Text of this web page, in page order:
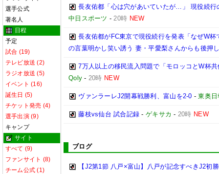
選手公式
著名人
日程
予定
試合 (19)
テレビ放送 (2)
ラジオ放送 (5)
イベント (16)
誕生日 (5)
チケット発売 (4)
選手出演 (9)
キャンプ
サイト
すべて (9)
ファンサイト (8)
チーム公式 (1)
長友佑都「心は穴があいていたが…」 現役続
中日スポーツ -20時 NEW
長友佑都がFC東京で現役続行を発表「なぜW
の言葉明かし笑い誘う 妻・平愛梨さんからも後押
7万人以上の移民流入問題で「モロッコとW杯
Qoly - 20時 NEW
ヴァンラーレJ2開幕戦勝利、富山を2-0 -東奥日
藤枝vs仙台 試合記録 -ゲキサカ - 20時 NEW
ブログ
【J2第1節 八戸×富山】八戸が記念すべきJ2初